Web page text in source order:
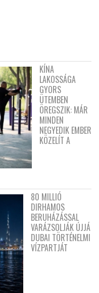
KÍNA
LAKOSSÁGA
GYORS
ÜTEMBEN
ÖREGSZIK: MÁR
MINDEN
NEGYEDIK EMBER
KÖZELÍT A
80 MILLIÓ
DIRHAMOS
BERUHÁZÁSSAL
VARÁZSOLJÁK ÚJJÁ
DUBAI TÖRTÉNELMI
VÍZPARTJÁT